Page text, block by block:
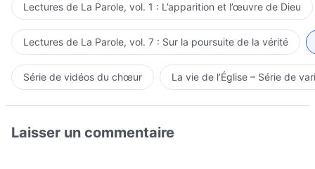
Lectures de La Parole, vol. 1 : L’apparition et l’œuvre de Dieu
Lectures de La Parole, vol. 7 : Sur la poursuite de la vérité
Série de vidéos du chœur La vie de l’Église – Série de
Laisser un commentaire